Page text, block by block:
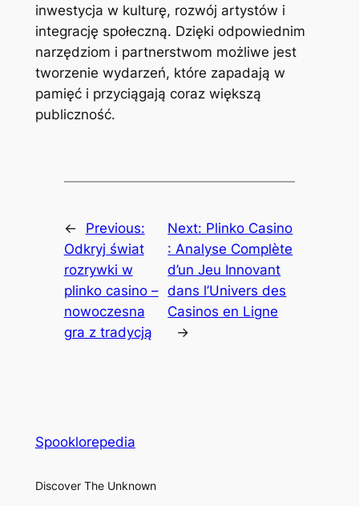
inwestycja w kulturę, rozwój artystów i
integrację społeczną. Dzięki odpowiednim
narzędziom i partnerstwom możliwe jest
tworzenie wydarzeń, które zapadają w
pamięć i przyciągają coraz większą
publiczność.
←
Previous:
Odkryj świat
rozrywki w
plinko casino –
nowoczesna
gra z tradycją
Next: Plinko Casino
: Analyse Complète
d’un Jeu Innovant
dans l’Univers des
Casinos en Ligne
→
Spooklorepedia
Discover The Unknown